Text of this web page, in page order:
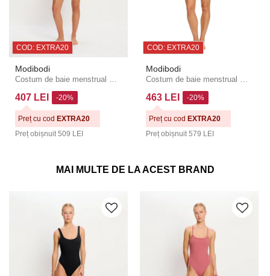
COD: EXTRA20
Modibodi
407 LEI
Preț obișnuit 509 LEI
-20%
Preț cu cod EXTRA20
COD: EXTRA20
Modibodi
463 LEI
Preț obișnuit 579 LEI
-20%
Preț cu cod EXTRA20
MAI MULTE DE LA ACEST BRAND